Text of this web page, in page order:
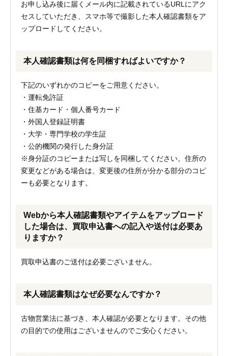
お申し込み後に届くメール内に記載されているURLにアク
セスしていただき、スマホ等で撮影した本人確認書類をア
ップロードしてください。
本人確認書類は何を同梱すればよいですか？
下記のいずれかのコピーをご用意ください。
・運転免許証
・住基カード・個人番号カード
・外国人登録証明書
・大学・専門学校の学生証
・公的機関の発行した身分証
※身分証のコピーまたは写しを同梱してください。住所の
変更などがある場合は、変更後の住所が分かる部分のコピ
ーも必要となります。
Webから本人確認書類やアイテムをアップロード
した場合は、買取申込書への記入や送付は必要あ
りますか？
買取申込書のご送付は必要ございません。
本人確認書類はなぜ必要なんですか？
古物営業法に基づき、本人確認が必要となります。その他
の目的での使用はございませんのでご安心ください。